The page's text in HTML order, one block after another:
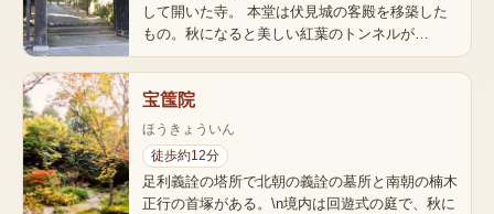
して開いた寺。 本堂は伏見城の客殿を移築した
もの。秋になると美しい紅葉のトンネルが…
宝筺院
ほうきょういん
徒歩約12分
足利義詮の塔所で北朝の義詮の墓所と南朝の楠木
正行の首塚がある。\n境内は回遊式の庭で、秋に